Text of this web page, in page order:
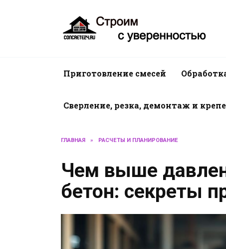
Приготовление смесей
Сверление, резка, демонтаж и
ГЛАВНАЯ » РАСЧЕТЫ И ПЛАНИРОВАНИЕ
Чем выше
бетон: секреты